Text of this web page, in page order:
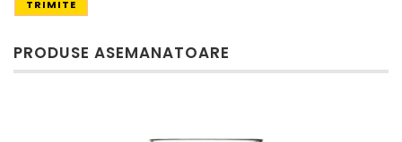
PRODUSE ASEMANATOARE